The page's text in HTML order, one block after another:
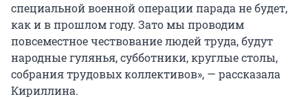
специальной военной операции парада не будет,
как и в прошлом году. Зато мы проводим
повсеместное чествование людей труда, будут
народные гулянья, субботники, круглые столы,
собрания трудовых коллективов», — рассказала
Кириллина.